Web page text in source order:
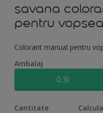
savana
pentru
Colorant manual pentru
Ambalaj
0.3l
Cantitate